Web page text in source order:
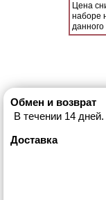
Цена
наборе
данного
Обмен и возврат
В течении 14 дней.
Доставка